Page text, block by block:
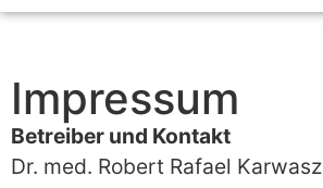
Impressum
Betreiber und Kontakt
Dr. med. Robert Rafael Karwasz